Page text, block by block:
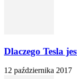
Dlaczego Tesla
12 października 2017